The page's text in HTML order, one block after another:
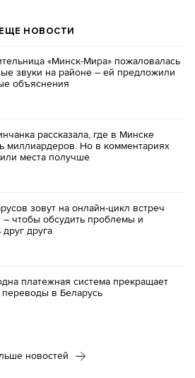
ЕЩЕ НОВОСТИ
«Минск-Мира» пожаловалась
звуки на районе – ей предложили
объяснения
рассказала, где в Минске
миллиардеров. Но в комментариях
места получше
зовут на онлайн-цикл встреч
чтобы обсудить проблемы и
друга
платежная система прекращает
в Беларусь
новостей